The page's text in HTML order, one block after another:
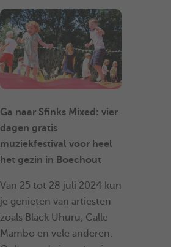
Ga naar Sfinks Mixed: vier
dagen gratis
muziekfestival voor heel
het gezin in Boechout
Van 25 tot 28 juli 2024 kun
je genieten van artiesten
zoals Black Uhuru, Calle
Mambo en vele anderen.